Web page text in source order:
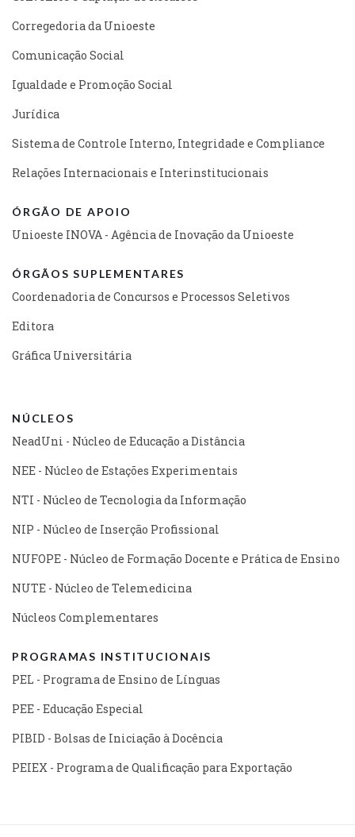
Corregedoria da Unioeste
Comunicação Social
Igualdade e Promoção Social
Jurídica
Sistema de Controle Interno, Integridade e Compliance
Relações Internacionais e Interinstitucionais
ÓRGÃO DE APOIO
Unioeste INOVA - Agência de Inovação da Unioeste
ÓRGÃOS SUPLEMENTARES
Coordenadoria de Concursos e Processos Seletivos
Editora
Gráfica Universitária
NÚCLEOS
NeadUni - Núcleo de Educação a Distância
NEE - Núcleo de Estações Experimentais
NTI - Núcleo de Tecnologia da Informação
NIP - Núcleo de Inserção Profissional
NUFOPE - Núcleo de Formação Docente e Prática de Ensino
NUTE - Núcleo de Telemedicina
Núcleos Complementares
PROGRAMAS INSTITUCIONAIS
PEL - Programa de Ensino de Línguas
PEE - Educação Especial
PIBID - Bolsas de Iniciação à Docência
PEIEX - Programa de Qualificação para Exportação